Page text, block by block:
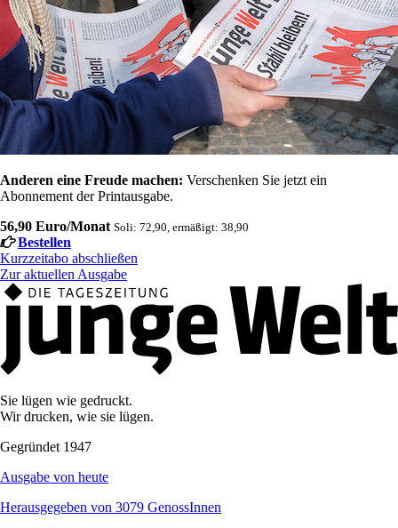
Anderen eine Freude machen: Verschenken Sie jetzt ein
Abonnement der Printausgabe.
56,90 Euro/Monat Soli: 72,90, ermäßigt: 38,90
Bestellen
Kurzzeitabo abschließen
Zur aktuellen Ausgabe
Sie lügen wie gedruckt.
Wir drucken, wie sie lügen.
Gegründet 1947
Ausgabe von heute
Herausgegeben von 3079 GenossInnen